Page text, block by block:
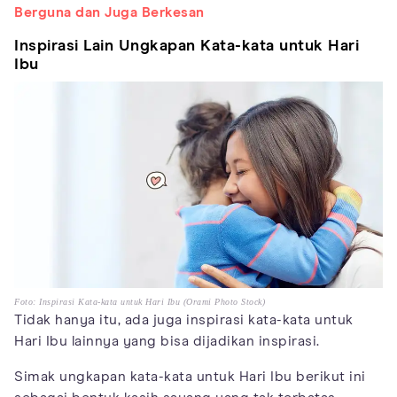
Berguna dan Juga Berkesan
Inspirasi Lain Ungkapan Kata-kata untuk Hari
Ibu
Foto: Inspirasi Kata-kata untuk Hari Ibu (Orami Photo Stock)
Tidak hanya itu, ada juga inspirasi kata-kata untuk
Hari Ibu lainnya yang bisa dijadikan inspirasi.
Simak ungkapan kata-kata untuk Hari Ibu berikut ini